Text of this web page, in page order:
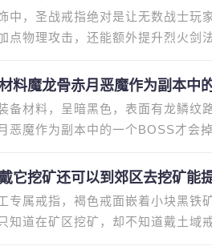
中，圣战戒指绝对是让无数战士
点物理攻击，还能额外提升烈火
料魔龙骨赤月恶魔作为副本中
备材料，呈暗黑色，表面有龙鳞
恶魔作为副本中的一个BOSS才会
它挖矿还可以到郊区去挖矿能
专属戒指，褐色戒面嵌着小块黑
知道在矿区挖矿，却不知道戴土